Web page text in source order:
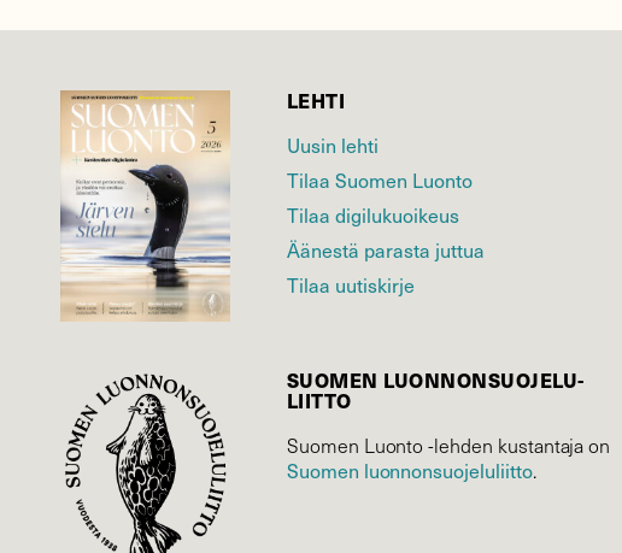
LEHTI
Uusin lehti
Tilaa Suomen Luonto
Tilaa digilukuoikeus
Äänestä parasta juttua
Tilaa uutiskirje
SUOMEN LUONNON­SUOJELU­
LIITTO
Suomen Luonto -lehden kustantaja on
Suomen luonnonsuojelu­liitto.